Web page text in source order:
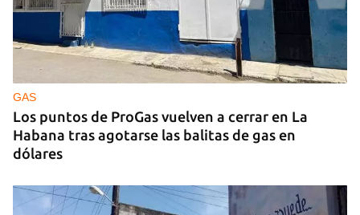
GUERRA
Ucrania ataca otro centro logístico del Amazon
ruso, esta vez en los Urales
GAS
Los puntos de ProGas vuelven a cerrar en La
Habana tras agotarse las balitas de gas en
dólares